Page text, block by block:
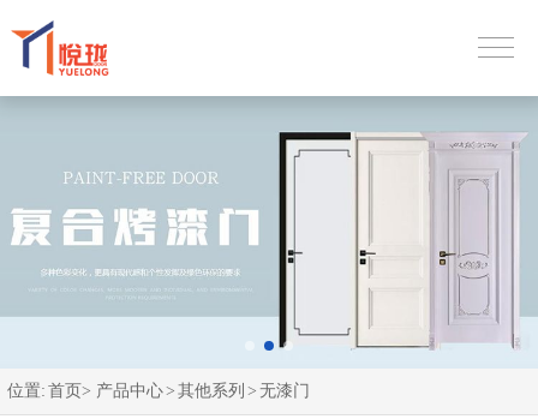
位置: 首页> 产品中心> 其他系列 > 无漆门